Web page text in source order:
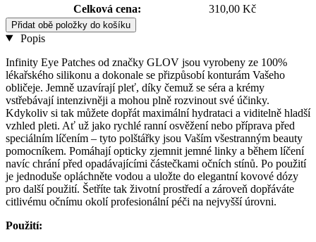
Celková cena:
310,00 Kč
Přidat obě položky do košíku
Popis
Infinity Eye Patches od značky GLOV jsou vyrobeny ze 100%
lékařského silikonu a dokonale se přizpůsobí konturám Vašeho
obličeje. Jemně uzavírají pleť, díky čemuž se séra a krémy
vstřebávají intenzivněji a mohou plně rozvinout své účinky.
Kdykoliv si tak můžete dopřát maximální hydrataci a viditelně hladší
vzhled pleti. Ať už jako rychlé ranní osvěžení nebo příprava před
speciálním líčením – tyto polštářky jsou Vaším všestranným beauty
pomocníkem. Pomáhají opticky zjemnit jemné linky a během líčení
navíc chrání před opadávajícími částečkami očních stínů. Po použití
je jednoduše opláchněte vodou a uložte do elegantní kovové dózy
pro další použití. Šetříte tak životní prostředí a zároveň dopřáváte
citlivému očnímu okolí profesionální péči na nejvyšší úrovni.
Použití: